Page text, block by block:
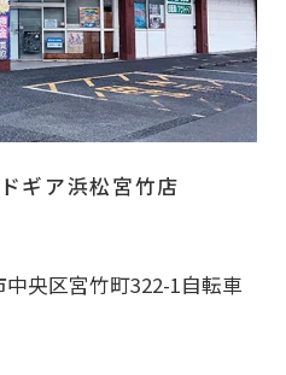
ギア浜松宮竹店
央区宮竹町322-1自転車